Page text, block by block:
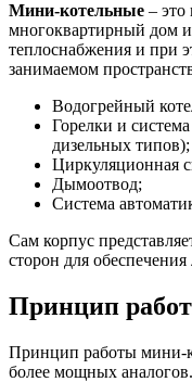
Мини-котельные – это
многоквартирный дом
теплоснабжения и при
занимаемом
Водогрейный
Горелки и
дизельных типов);
Циркуляционная
Дымоотвод;
Система
Сам корпус
сторон для
Принцип
Принцип работы мини-
более мощных аналогов.